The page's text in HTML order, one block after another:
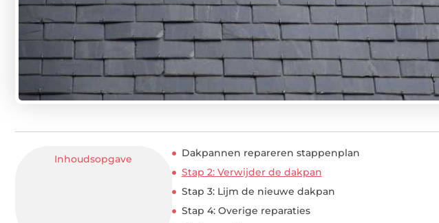
Inhoudsopgave
Dakpannen repareren stappenplan
Stap 2: Verwijder de dakpan
Stap 3: Lijm de nieuwe dakpan
Stap 4: Overige reparaties